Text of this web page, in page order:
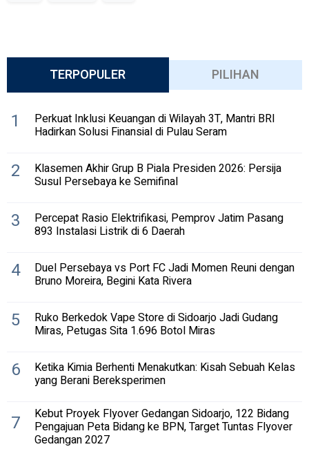
TERPOPULER PILIHAN
1 Perkuat Inklusi Keuangan di Wilayah 3T, Mantri BRI
Hadirkan Solusi Finansial di Pulau Seram
2 Klasemen Akhir Grup B Piala Presiden 2026: Persija
Susul Persebaya ke Semifinal
3 Percepat Rasio Elektrifikasi, Pemprov Jatim Pasang
893 Instalasi Listrik di 6 Daerah
4 Duel Persebaya vs Port FC Jadi Momen Reuni dengan
Bruno Moreira, Begini Kata Rivera
5 Ruko Berkedok Vape Store di Sidoarjo Jadi Gudang
Miras, Petugas Sita 1.696 Botol Miras
6 Ketika Kimia Berhenti Menakutkan: Kisah Sebuah Kelas
yang Berani Bereksperimen
7 Kebut Proyek Flyover Gedangan Sidoarjo, 122 Bidang
Pengajuan Peta Bidang ke BPN, Target Tuntas Flyover
Gedangan 2027